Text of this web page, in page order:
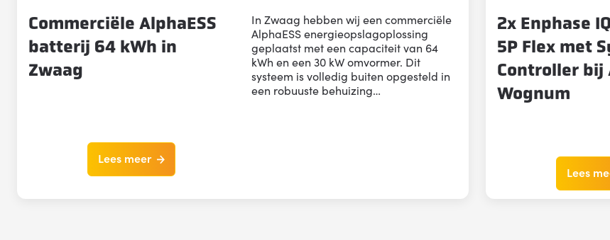
Commerciële AlphaESS
batterij 64 kWh in
Zwaag
In Zwaag hebben wij een commerciële
AlphaESS energieopslagoplossing
geplaatst met een capaciteit van 64
kWh en een 30 kW omvormer. Dit
systeem is volledig buiten opgesteld in
een robuuste behuizing…
Lees meer
2x Enphase
5P Flex met
Controller bij
Wognum
Lees